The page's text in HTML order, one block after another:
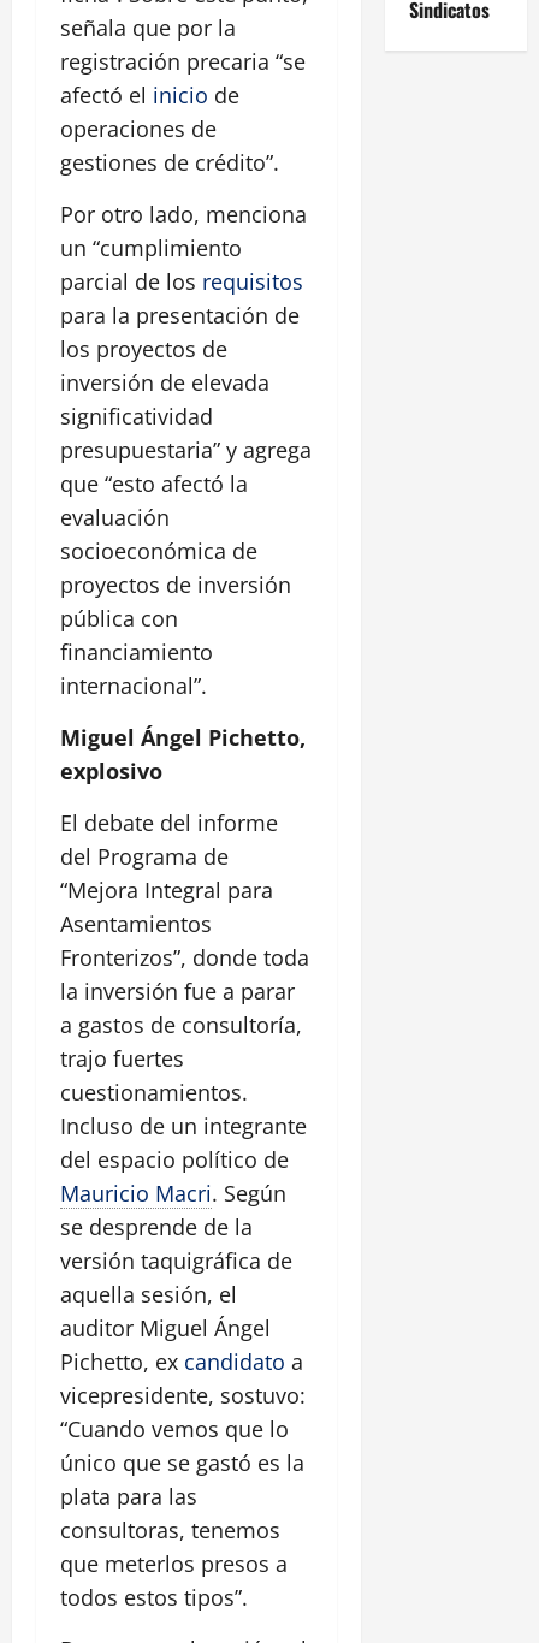
señala que por la
registración precaria “se
afectó el inicio de
operaciones de
gestiones de crédito”.
Por otro lado, menciona
un “cumplimiento
parcial de los requisitos
para la presentación de
los proyectos de
inversión de elevada
significatividad
presupuestaria” y agrega
que “esto afectó la
evaluación
socioeconómica de
proyectos de inversión
pública con
financiamiento
internacional”.
Miguel Ángel Pichetto,
explosivo
El debate del informe
del Programa de
“Mejora Integral para
Asentamientos
Fronterizos”, donde toda
la inversión fue a parar
a gastos de consultoría,
trajo fuertes
cuestionamientos.
Incluso de un integrante
del espacio político de
Mauricio Macri. Según
se desprende de la
versión taquigráfica de
aquella sesión, el
auditor Miguel Ángel
Pichetto, ex candidato a
vicepresidente, sostuvo:
“Cuando vemos que lo
único que se gastó es la
plata para las
consultoras, tenemos
que meterlos presos a
todos estos tipos”.
Sindicatos